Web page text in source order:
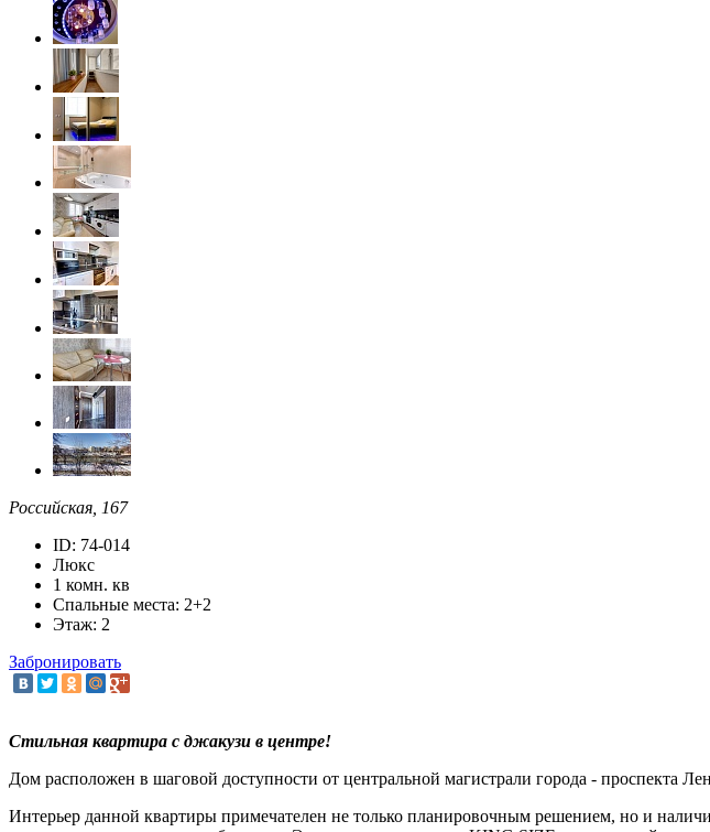
Российская, 167
ID: 74-014
Люкс
1 комн. кв
Спальные места: 2+2
Этаж: 2
Забронировать
Стильная квартира с джакузи в центре!
Дом расположен в шаговой доступности от центральной магистрали города - проспекта
Интерьер данной квартиры примечателен не только планировочным решением, но и